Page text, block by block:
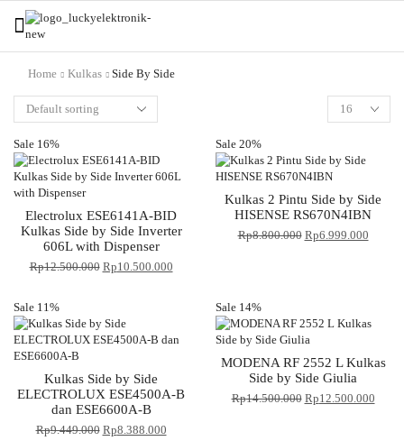
Home Kulkas Side By Side
Sale 16%
Electrolux ESE6141A-BID
Kulkas Side by Side Inverter
606L with Dispenser
Rp12.500.000 Rp10.500.000
Sale 20%
Kulkas 2 Pintu Side by Side
HISENSE RS670N4IBN
Rp8.800.000 Rp6.999.000
Sale 11%
Kulkas Side by Side
ELECTROLUX ESE4500A-B
dan ESE6600A-B
Rp9.449.000 Rp8.388.000
Sale 14%
MODENA RF 2552 L Kulkas
Side by Side Giulia
Rp14.500.000 Rp12.500.000